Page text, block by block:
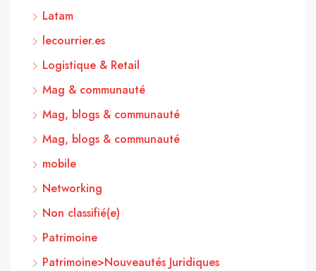
Latam
lecourrier.es
Logistique & Retail
Mag & communauté
Mag, blogs & communauté
Mag, blogs & communauté
mobile
Networking
Non classifié(e)
Patrimoine
Patrimoine>Nouveautés Juridiques